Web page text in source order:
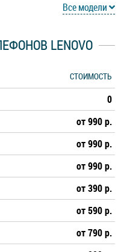
Lenovo K12
Lenovo K5 Note
Lenovo K5 Pro
Lenovo K6
Lenovo Legion 2 Pro
Lenovo Legion Duel 2
Все модели
LENOVO
СТОИМОСТЬ
0
от 990 р.
от 990 р.
от 990 р.
от 390 р.
от 590 р.
от 790 р.